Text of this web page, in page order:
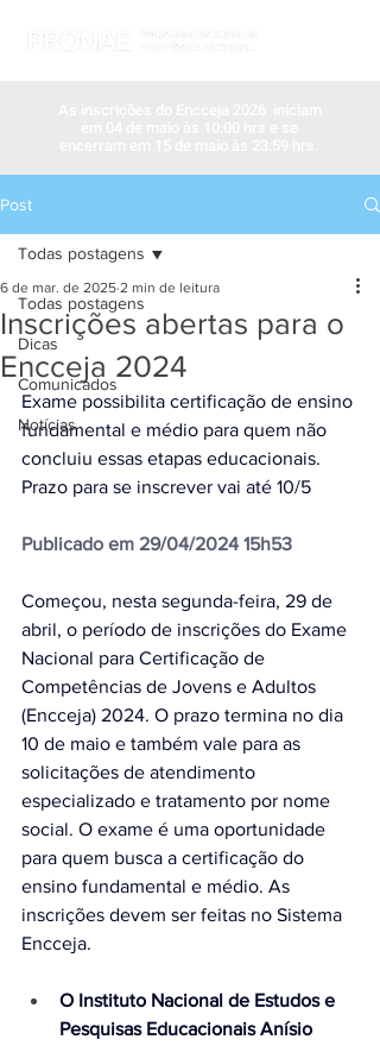
Post
Todas postagens
Dicas
Comunicados
Notícias
Todas postagens
Inscrições abertas para o
Encceja 2024
6 de mar. de 2025 2 min de leitura
Exame possibilita certificação de ensino
fundamental e médio para quem não
concluiu essas etapas educacionais.
Prazo para se inscrever vai até 10/5
Publicado em 29/04/2024 15h53
Começou, nesta segunda-feira, 29 de
abril, o período de inscrições do Exame
Nacional para Certificação de
Competências de Jovens e Adultos
(Encceja) 2024. O prazo termina no dia
10 de maio e também vale para as
solicitações de atendimento
especializado e tratamento por nome
social. O exame é uma oportunidade
para quem busca a certificação do
ensino fundamental e médio. As
inscrições devem ser feitas no Sistema
Encceja.
O Instituto Nacional de Estudos e
Pesquisas Educacionais Anísio